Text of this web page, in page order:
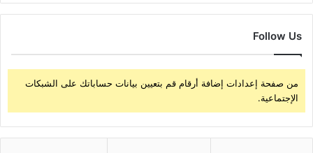
Follow Us
من صفحة إعدادات إضافة أرقام قم بتعيين بيانات حساباتك على الشبكات
الإجتماعية.